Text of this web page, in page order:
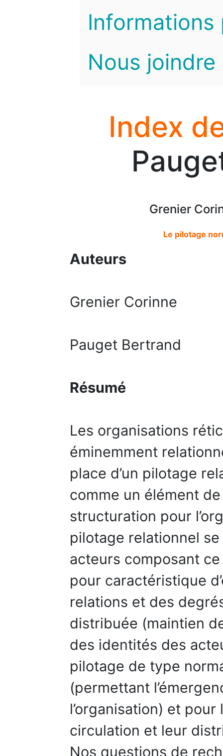
Informations
Nous joindre
Index
Grenier
Le pilotage
Auteurs
Grenier Corinne
Pauget Bertrand
Résumé
Les organisations
éminemment
place d’un pilotage
comme un élément
structuration pour
pilotage relationnel
acteurs composant
pour caractéristique
relations et des
distribuée (maintien
des identités des
pilotage de type
(permettant
l’organisation) et
circulation et leur
Nos questions de